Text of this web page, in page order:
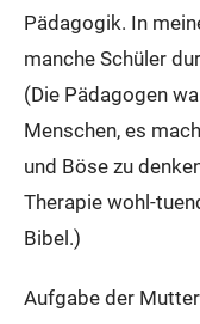
Pädagogik. In
manche Schüler
(Die Pädagogen
Menschen, es
und Böse zu
Therapie wohl-
Bibel.)
Aufgabe der